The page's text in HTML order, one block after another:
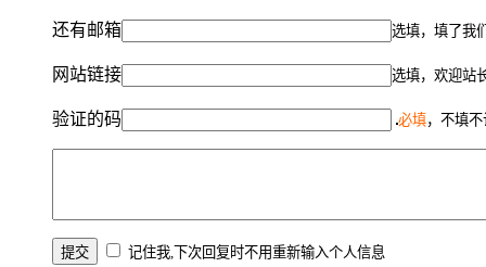
还有邮箱 选填，填了我
网站链接 选填，欢迎站
验证的码 必填，不填
记住我,下次回复时不用重新输入个人信息